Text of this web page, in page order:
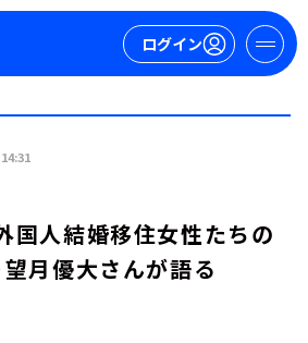
ログイン
14:31
国人結婚移住女性たちの
望月優大さんが語る